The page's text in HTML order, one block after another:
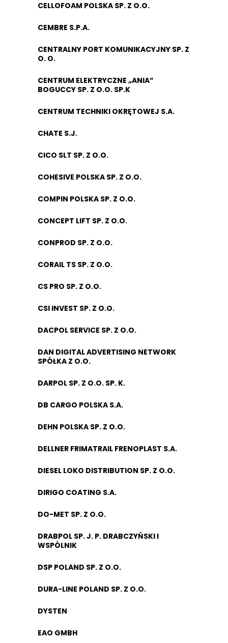
CELLOFOAM POLSKA SP. Z O.O.
CEMBRE S.P.A.
CENTRALNY PORT KOMUNIKACYJNY SP. Z
O. O.
CENTRUM ELEKTRYCZNE „ANIA”
BOGUCCY SP. Z O.O. SP.K
CENTRUM TECHNIKI OKRĘTOWEJ S.A.
CHATE S.J.
CICO SLT SP. Z O.O.
COHESIVE POLSKA SP. Z O.O.
COMPIN POLSKA SP. Z O.O.
CONCEPT LIFT SP. Z O.O.
CONPROD SP. Z O.O.
CORAIL TS SP. Z O.O.
CS PRO SP. Z O.O.
CSI INVEST SP. Z O.O.
DACPOL SERVICE SP. Z O.O.
DAN DIGITAL ADVERTISING NETWORK
SPÓŁKA Z O.O.
DARPOL SP. Z O.O. SP. K.
DB CARGO POLSKA S.A.
DEHN POLSKA SP. Z O.O.
DELLNER FRIMATRAIL FRENOPLAST S.A.
DIESEL LOKO DISTRIBUTION SP. Z O.O.
DIRIGO COATING S.A.
DO-MET SP. Z O.O.
DRABPOL SP. J. P. DRABCZYŃSKI I
WSPÓLNIK
DSP POLAND SP. Z O.O.
DURA-LINE POLAND SP. Z O.O.
DYSTEN
EAO GMBH